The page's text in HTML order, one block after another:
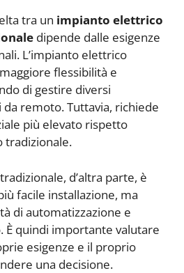
tra un impianto elettrico
dipende dalle esigenze
L’impianto elettrico
flessibilità e
di gestire diversi
remoto. Tuttavia, richiede
più elevato rispetto
tradizionale.
d’altra parte, è
facile installazione, ma
di automatizzazione e
È quindi importante valutare
esigenze e il proprio
una decisione.